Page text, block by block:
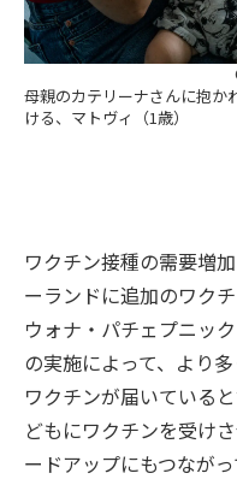
母親のカテリーナさんに抱か
ける、マトヴィ（1歳）
ワクチン接種の需要増
ーランドに追加のワク
ウォナ・パチェプニッ
の実施によって、より
ワクチンが届いている
どもにワクチンを受け
ードアップにもつなが